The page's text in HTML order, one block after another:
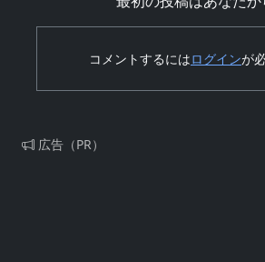
コメントするにはログインが
広告（PR）